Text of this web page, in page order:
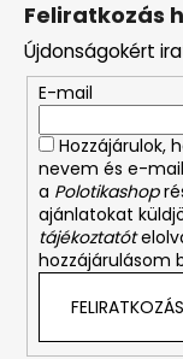
Feliratkozás
Újdonságokért
E-mail
Hozzájárulok,
nevem és e-
a Polotikashop
ajánlatokat
tájékoztatót
hozzájárulásom
FELIRATKOZÁS